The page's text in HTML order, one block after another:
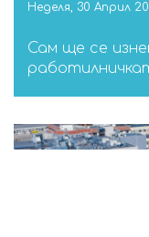
Неделя, 30 Април
Сам ще се
ENGLISH
ОБЩИ УСЛОВИЯ